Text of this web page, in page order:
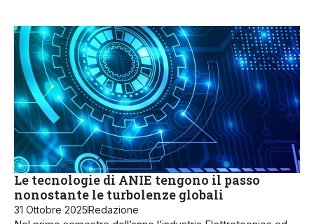
Le tecnologie di ANIE tengono il passo
nonostante le turbolenze globali
31 Ottobre 2025Redazione